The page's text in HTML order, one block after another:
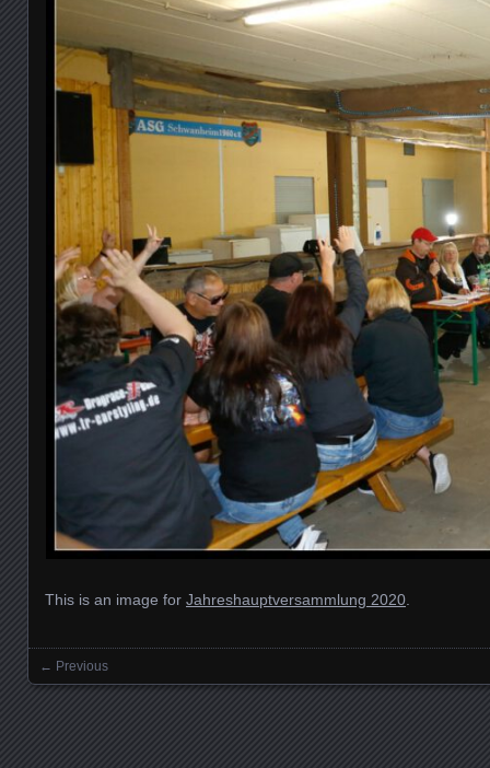
This is an image for Jahreshauptversammlung 2020
Images navigation
← Previous